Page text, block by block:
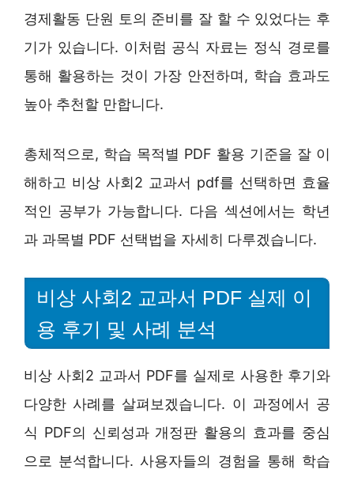
경제활동 단원 토의 준비를 잘 할 수 있었다는 후
기가 있습니다. 이처럼 공식 자료는 정식 경로를
통해 활용하는 것이 가장 안전하며, 학습 효과도
높아 추천할 만합니다.
총체적으로, 학습 목적별 PDF 활용 기준을 잘 이
해하고 비상 사회2 교과서 pdf를 선택하면 효율
적인 공부가 가능합니다. 다음 섹션에서는 학년
과 과목별 PDF 선택법을 자세히 다루겠습니다.
비상 사회2 교과서 PDF 실제 이
용 후기 및 사례 분석
비상 사회2 교과서 PDF를 실제로 사용한 후기와
다양한 사례를 살펴보겠습니다. 이 과정에서 공
식 PDF의 신뢰성과 개정판 활용의 효과를 중심
으로 분석합니다. 사용자들의 경험을 통해 학습